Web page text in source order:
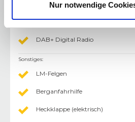
Nur notwendige
Freisprecheinrichtung
Bluetooth Freisprecheinrichtung
DAB+ Digital Radio
Sonstiges:
LM-Felgen
Berganfahrhilfe
Heckklappe (elektrisch)